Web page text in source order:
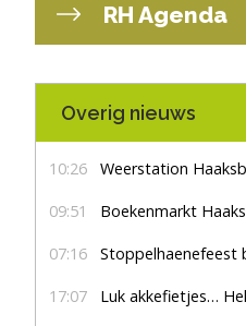
RH Agenda
Overig nieuws
10:26 Weerstation
09:51 Boekenmarkt Haaksbergen
07:16 Stoppelhaenefeest
17:07 Luk akkefietjes…